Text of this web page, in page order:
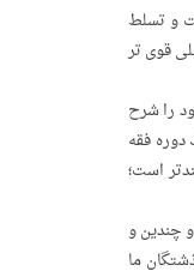
و تسلط
قوی تر
را شرح
فقه
است؛
چندین و
ما